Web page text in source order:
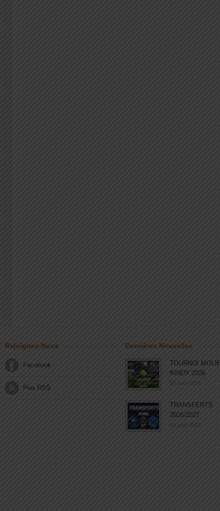
Rejoignez-Nous
Facebook
Flux RSS
Dernières Nouvelles
TOURNOI
KINDY 2026
03 août 2026
TRANSFERTS
2026/2027
03 août 2026